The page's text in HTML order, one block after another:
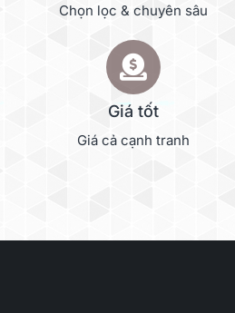
Chọn lọc & chuyên sâu
Giá tốt
Giá cả cạnh tranh